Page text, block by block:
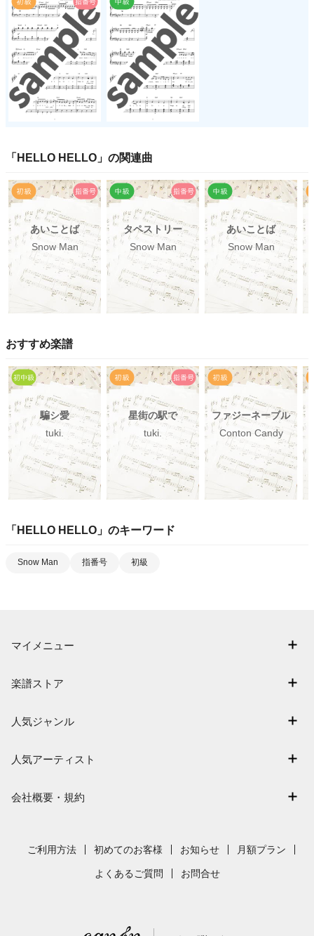
「 HELLO HELLO 」の関連曲
あいことば
Snow Man
タペストリー
Snow Man
あいことば
Snow Man
おすすめ楽譜
騙シ愛
tuki.
星街の駅で
tuki.
ファジーネーブル
Conton Candy
「 HELLO HELLO 」のキーワード
Snow Man 指番号 初級
マイメニュー
退会はこちら
楽譜ストア
難易度別に探す
まもなく配信
人気ジャンル
保育
発表会
人気アーティスト
新沢としひこ
会社概要・規約
採用情報
ご利用方法 初めてのお客様 お知らせ 月額プラン
よくあるご質問 お問合せ